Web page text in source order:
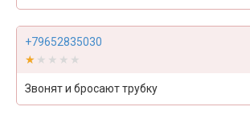
+79652835030
★★★★★
★★★★★
Звонят и бросают трубку